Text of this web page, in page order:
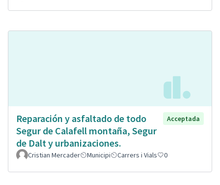
Reparación y asfaltado de todo
Segur de Calafell montaña, Segur
de Dalt y urbanizaciones.
Acceptada
Cristian Mercader Municipi Carrers i Vials 0